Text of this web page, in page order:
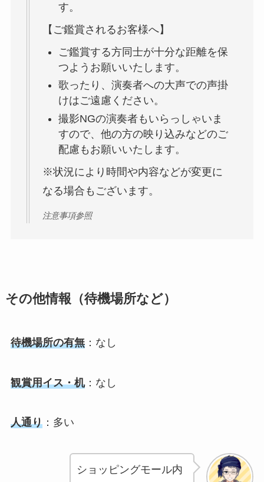
す。
【ご鑑賞されるお客様へ】
ご鑑賞する方同士が十分な距離を保
つようお願いいたします。
歌ったり、演奏者への大声での声掛
けはご遠慮ください。
撮影NGの演奏者もいらっしゃいま
すので、他の方の映り込みなどのご
配慮もお願いいたします。
※状況により時間や内容などが変更に
なる場合もございます。
注意事項参照
その他情報（待機場所など）
待機場所の有無：なし
観賞用イス・机：なし
人通り：多い
ショッピングモール内